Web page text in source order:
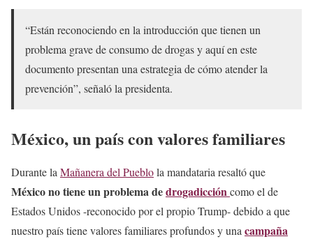
“Están reconociendo en la introducción que tienen un
problema grave de consumo de drogas y aquí en este
documento presentan una estrategia de cómo atender la
prevención”, señaló la presidenta.
México, un país con valores familiares
Durante la Mañanera del Pueblola mandataria resaltó que
México no tiene un problema dedrogadicción como el de
Estados Unidos -reconocido por el propio Trump- debido a que
nuestro país tiene valores familiares profundos y una campaña